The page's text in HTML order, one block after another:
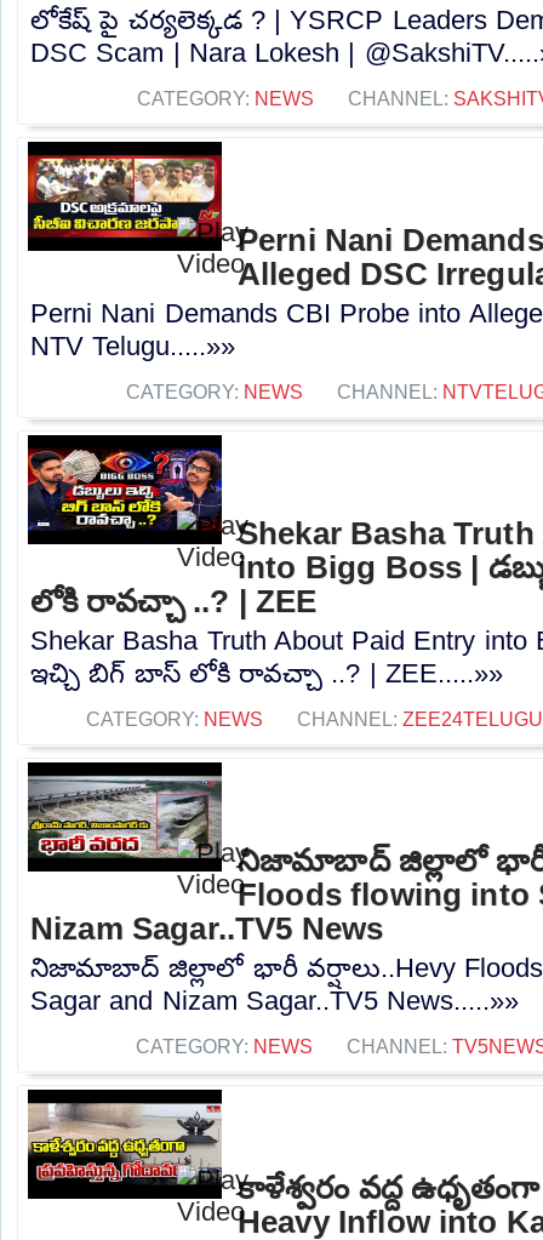
లోకేష్ పై చర్యలెక్కడ ? | YSRCP Leaders
DSC Scam | Nara Lokesh |
CATEGORY: NEWS CHANNEL:
Perni Nani
Alleged DSC
Perni Nani Demands CBI Probe into
NTV Telugu.....»»
CATEGORY: NEWS CHANNEL:
Shekar Basha
into Bigg Boss |
లోకి రావచ్చా ..? | ZEE
Shekar Basha Truth About Paid Entry into
ఇచ్చి బిగ్ బాస్ లోకి రావచ్చా ..? | ZEE.....»»
CATEGORY: NEWS CHANNEL:
నిజామాబాద్ జిల్లాలో భారీ
Floods flowing into
Nizam Sagar..TV5 News
నిజామాబాద్ జిల్లాలో భారీ వర్షాలు..Hevy Floods
Sagar and Nizam Sagar..TV5 News.....»»
CATEGORY: NEWS CHANNEL:
కాళేశ్వరం వద్ద
Heavy Inflow into